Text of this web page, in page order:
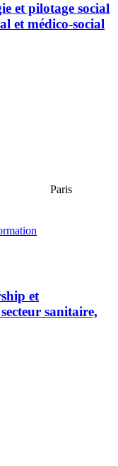
et pilotage social
et médico-social
Paris
et
sanitaire,